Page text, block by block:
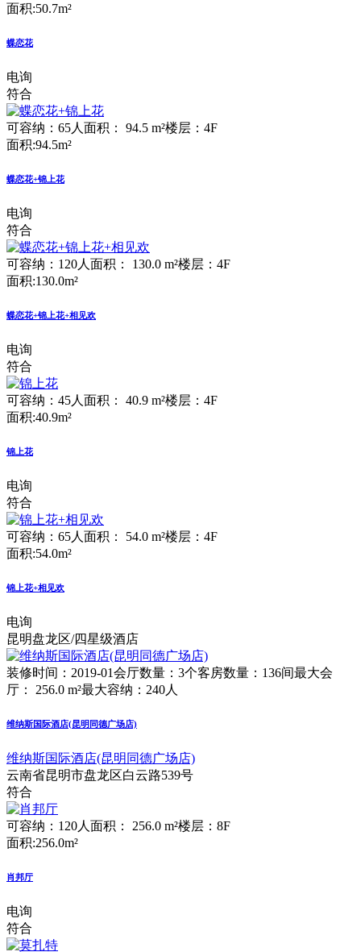
面积:50.7m²
蝶恋花
电询
符合
可容纳：65人 面积： 94.5 m²楼层：4F
面积:94.5m²
蝶恋花+锦上花
电询
符合
可容纳：120人 面积： 130.0 m²楼层：4F
面积:130.0m²
蝶恋花+锦上花+相见欢
电询
符合
可容纳：45人 面积： 40.9 m²楼层：4F
面积:40.9m²
锦上花
电询
符合
可容纳：65人 面积： 54.0 m²楼层：4F
面积:54.0m²
锦上花+相见欢
电询
昆明盘龙区/四星级酒店
装修时间：2019-01会厅数量：3个客房数量：136间最大会
厅： 256.0 m²最大容纳：240人
维纳斯国际酒店(昆明同德广场店)
维纳斯国际酒店(昆明同德广场店)
云南省昆明市盘龙区白云路539号
符合
可容纳：120人 面积： 256.0 m²楼层：8F
面积:256.0m²
肖邦厅
电询
符合